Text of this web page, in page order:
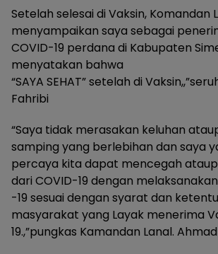
Setelah selesai di Vaksin, Komandan
menyampaikan saya sebagai
COVID-19 perdana di Kabupaten
menyatakan bahwa
“SAYA SEHAT” setelah di
Fahribi
“Saya tidak merasakan keluhan
samping yang berlebihan dan saya
percaya kita dapat mencegah
dari COVID-19 dengan
-19 sesuai dengan syarat dan
masyarakat yang Layak menerima
19.,”pungkas Kamandan Lanal.